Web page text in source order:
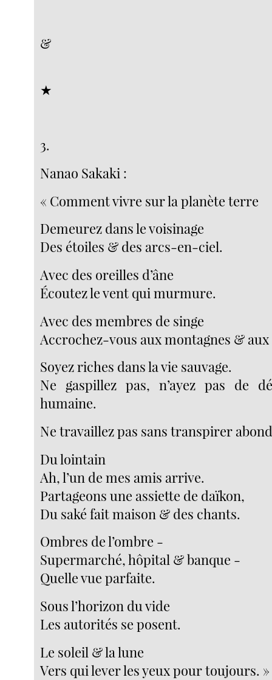
&
★
3.
Nanao Sakaki :
« Comment vivre sur la planète terre
Demeurez dans le voisinage
Des étoiles & des arcs-en-ciel.
Avec des oreilles d’âne
Écoutez le vent qui murmure.
Avec des membres de singe
Accrochez-vous aux montagnes &
Soyez riches dans la vie sauvage.
Ne gaspillez pas, n’ayez pas de
humaine.
Ne travaillez pas sans transpirer
Du lointain
Ah, l’un de mes amis arrive.
Partageons une assiette de daïkon,
Du saké fait maison & des chants.
Ombres de l’ombre -
Supermarché, hôpital & banque -
Quelle vue parfaite.
Sous l’horizon du vide
Les autorités se posent.
Le soleil & la lune
Vers qui lever les yeux pour toujours. »